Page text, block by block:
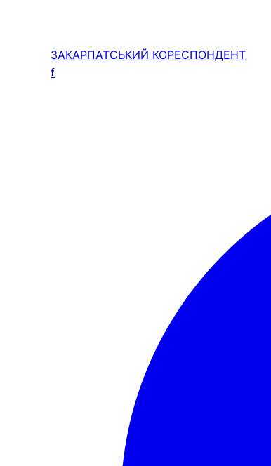
ЗАКАРПАТСЬКИЙ КОРЕСПОНДЕНТ
f